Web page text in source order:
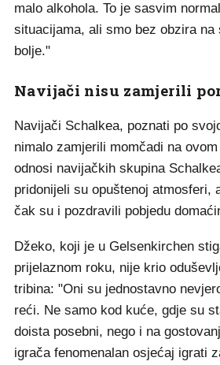
malo alkohola. To je sasvim
situacijama, ali smo bez obzira na
bolje."
Navijači nisu zamjerili
Navijači Schalkea, poznati po
nimalo zamjerili momčadi na
odnosi navijačkih skupina
pridonijeli su opuštenoj atmosferi,
čak su i pozdravili pobjedu
Džeko, koji je u Gelsenkirchen
prijelaznom roku, nije krio
tribina: "Oni su jednostavno
reći. Ne samo kod kuće, gdje su
doista posebni, nego i na
igrača fenomenalan osjećaj igrati